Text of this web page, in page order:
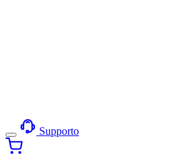
Supporto